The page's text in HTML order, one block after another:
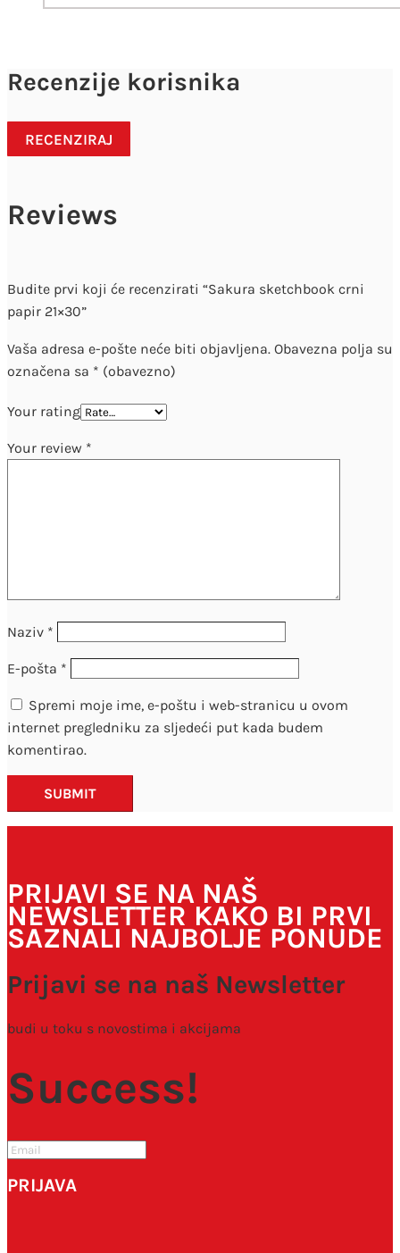
Recenzije korisnika
RECENZIRAJ
Reviews
Budite prvi koji će recenzirati “Sakura sketchbook crni
papir 21×30”
Vaša adresa e-pošte neće biti objavljena. Obavezna polja su
označena sa * (obavezno)
Your rating
Your review *
Naziv *
E-pošta *
Spremi moje ime, e-poštu i web-stranicu u ovom
internet pregledniku za sljedeći put kada budem
komentirao.
SUBMIT
PRIJAVI SE NA NAŠ
NEWSLETTER KAKO BI PRVI
SAZNALI NAJBOLJE PONUDE
Prijavi se na naš Newsletter
budi u toku s novostima i akcijama
Success!
PRIJAVA